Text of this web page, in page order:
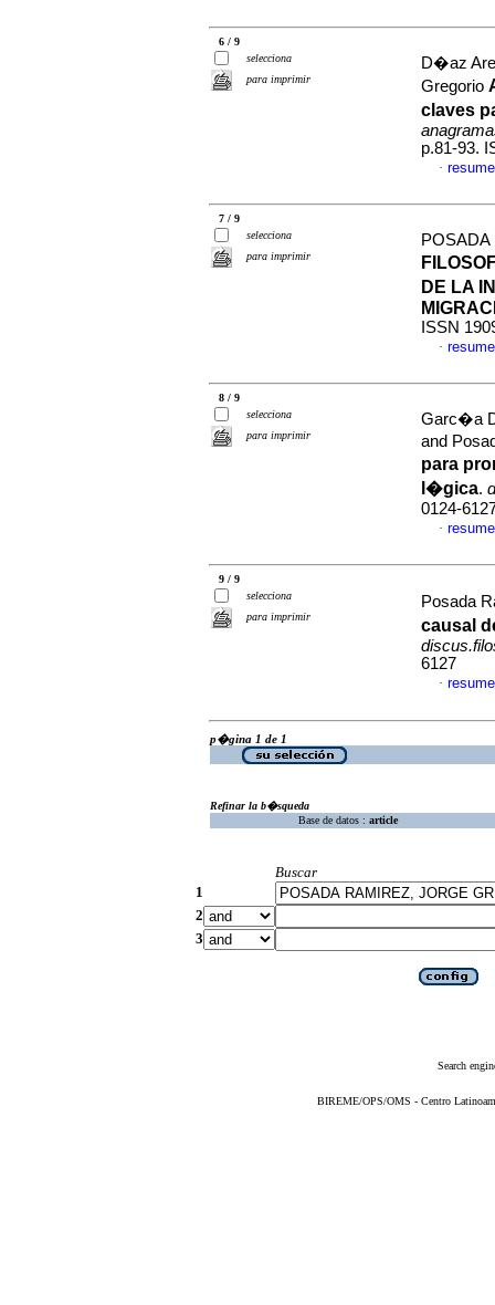
6 / 9
selecciona
para imprimir
D�az
Gregorio
claves
p.81-93.
·
7 / 9
selecciona
para imprimir
DE LA
ISSN
·
8 / 9
selecciona
para imprimir
Garc�a
and
para
l�gica.
0124-
·
9 / 9
selecciona
para imprimir
Posada
causal
6127
·
p�gina 1 de 1
Refinar la b�squeda
Base de datos : article
Buscar
1
2
3
Search
BIREME/OPS/OMS - Centro